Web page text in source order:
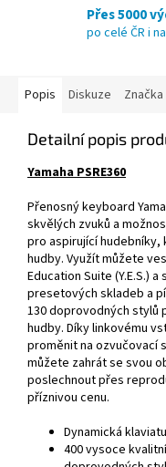
Přes 5000
po celé ČR i
Popis Diskuze Značka
Detailní popis
Yamaha PSRE360
Přenosný keyboard
skvělých zvuků a
pro aspirující
hudby. Využít můžete
Education Suite (Y.E.S.)
presetových skladeb a
130 doprovodných stylů
hudby. Díky linkovému
proměnit na ozvučovací
můžete zahrát se svou
poslechnout přes
příznivou cenu.
Dynamická
400 vysoce